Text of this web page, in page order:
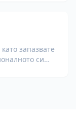
запазвате
си